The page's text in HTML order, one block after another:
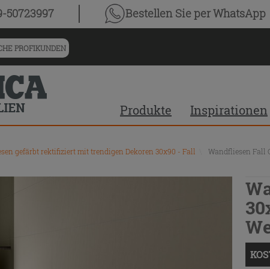
50723997 Bestellen Sieper WhatsApp
PROFIKUNDEN
Produkte Inspirationen
gefärbt rektifiziert mit trendigen Dekoren 30x90 - Fall Wandfliesen Fall